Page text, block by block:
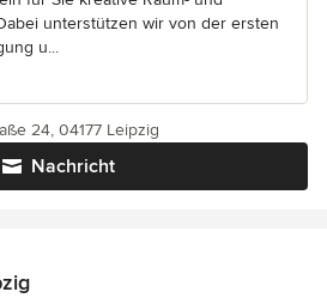
unterstützen wir von der ersten
u...
Nachricht
24, 04177 Leipzig